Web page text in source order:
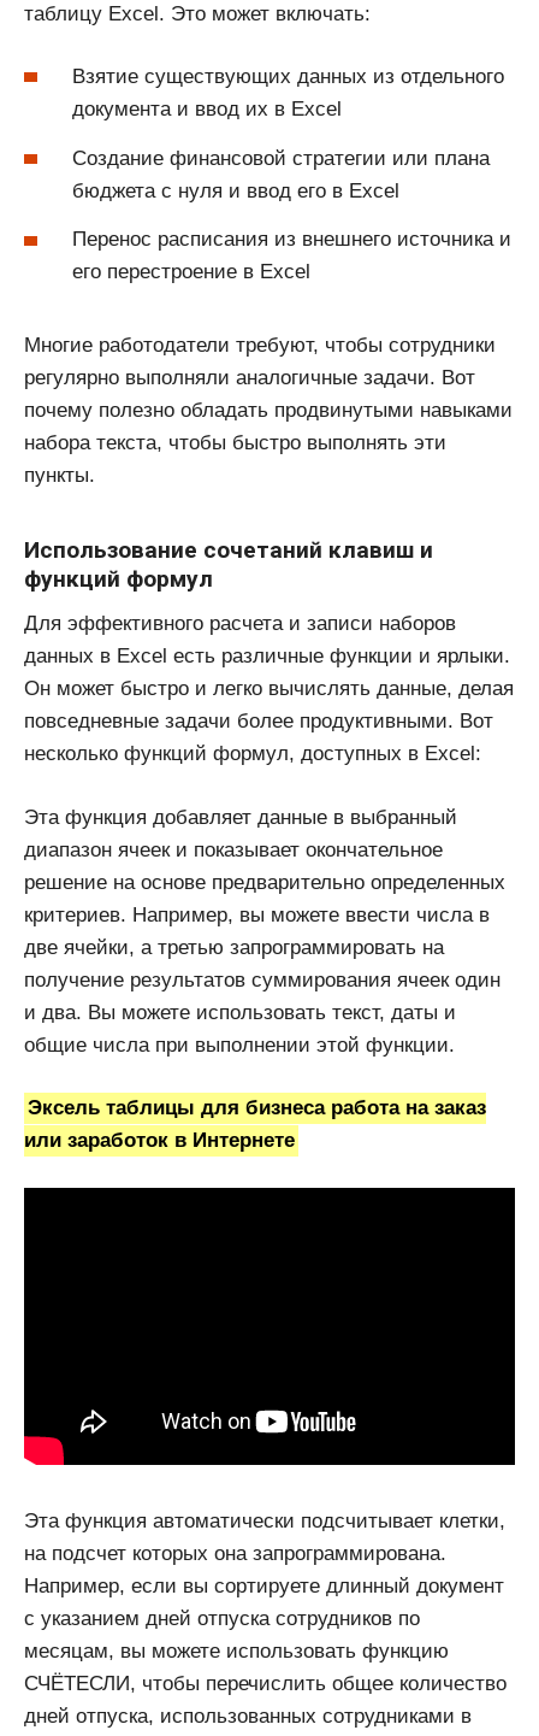
таблицу Excel. Это может включать:
Взятие существующих данных из отдельного
документа и ввод их в Excel
Создание финансовой стратегии или плана
бюджета с нуля и ввод его в Excel
Перенос расписания из внешнего источника и
его перестроение в Excel
Многие работодатели требуют, чтобы сотрудники
регулярно выполняли аналогичные задачи. Вот
почему полезно обладать продвинутыми навыками
набора текста, чтобы быстро выполнять эти
пункты.
Использование сочетаний клавиш и
функций формул
Для эффективного расчета и записи наборов
данных в Excel есть различные функции и ярлыки.
Он может быстро и легко вычислять данные, делая
повседневные задачи более продуктивными. Вот
несколько функций формул, доступных в Excel:
Эта функция добавляет данные в выбранный
диапазон ячеек и показывает окончательное
решение на основе предварительно определенных
критериев. Например, вы можете ввести числа в
две ячейки, а третью запрограммировать на
получение результатов суммирования ячеек один
и два. Вы можете использовать текст, даты и
общие числа при выполнении этой функции.
Эксель таблицы для бизнеса работа на заказ
или заработок в Интернете
Эта функция автоматически подсчитывает клетки,
на подсчет которых она запрограммирована.
Например, если вы сортируете длинный документ
с указанием дней отпуска сотрудников по
месяцам, вы можете использовать функцию
СЧЁТЕСЛИ, чтобы перечислить общее количество
дней отпуска, использованных сотрудниками в